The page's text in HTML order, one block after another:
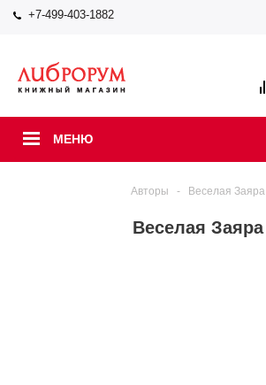
+7-499-403-1882
МЕНЮ
Авторы - Веселая Заяра
Веселая Заяра